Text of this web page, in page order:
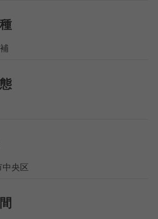
ランドなども展開していく予定の企
す。
ズラボ・エージェントですがこのほ
人を多数揃えております。
ている方などなど…どんなお悩みも
東京と大阪、名古屋になりますが、
しており、飲食専門の転職・就職の
ますのでご安心くださいませ。
央区